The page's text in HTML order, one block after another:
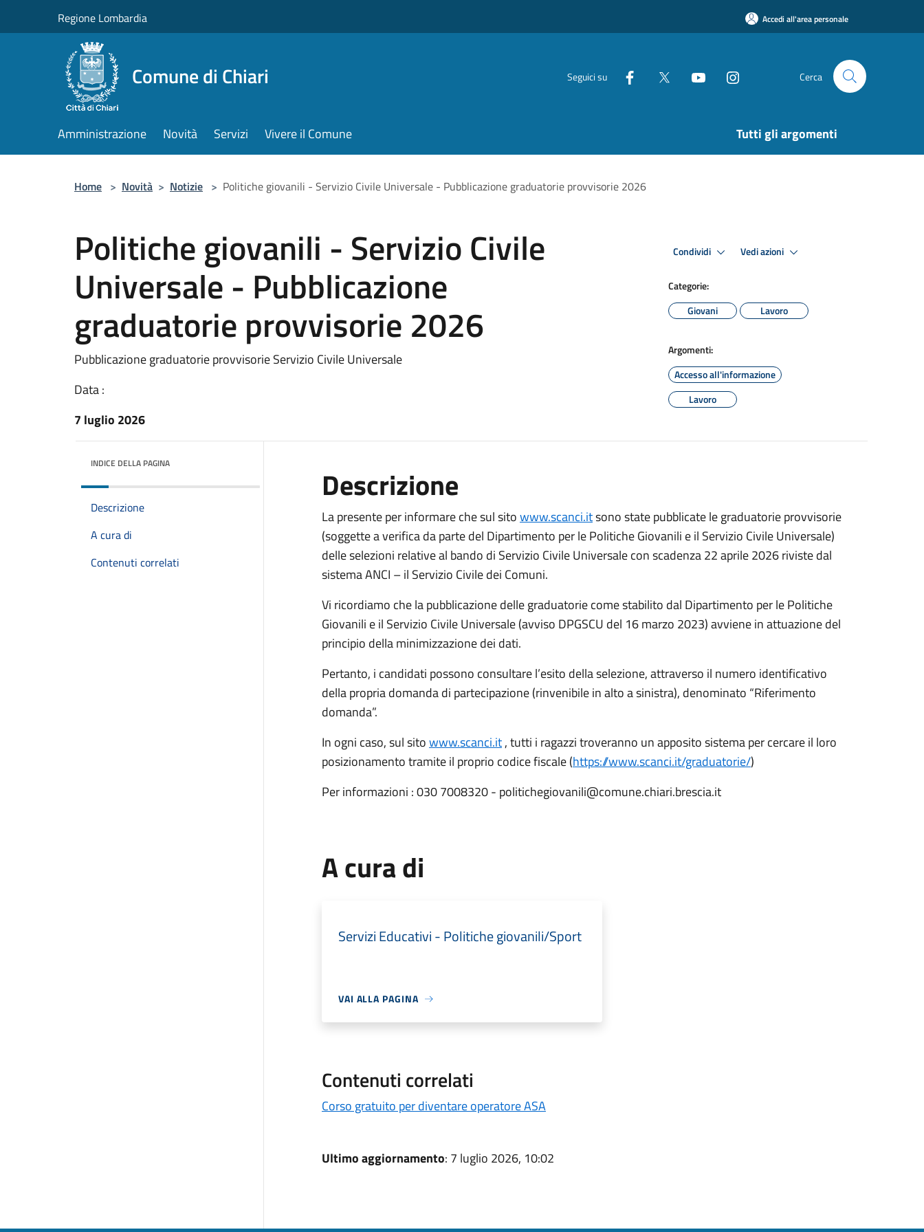
Regione Lombardia Accedi all'area personale
Comune di Chiari Seguici su Cerca
Amministrazione Novità Servizi Vivere il Comune Tutti gli argomenti
Home > Novità > Notizie > Politiche giovanili - Servizio Civile Universale - Pubblicazione graduatorie provvisorie 2026
Politiche giovanili - Servizio Civile
Universale - Pubblicazione
graduatorie provvisorie 2026
Pubblicazione graduatorie provvisorie Servizio Civile Universale
Data :
7 luglio 2026
Condividi Vedi azioni
Categorie:
Giovani
Lavoro
Argomenti:
Accesso all'informazione
Lavoro
INDICE DELLA PAGINA
Descrizione
A cura di
Contenuti correlati
Descrizione
La presente per informare che sul sitowww.scanci.itsono state pubblicate le graduatorie provvisorie
(soggette a verifica da parte del Dipartimento per le Politiche Giovanili e il Servizio Civile Universale)
delle selezioni relative al bando di Servizio Civile Universale con scadenza 22 aprile 2026 riviste dal
sistema ANCI – il Servizio Civile dei Comuni.
Vi ricordiamo che la pubblicazione delle graduatorie come stabilito dal Dipartimento per le Politiche
Giovanili e il Servizio Civile Universale (avviso DPGSCU del 16 marzo 2023) avviene in attuazione del
principio della minimizzazione dei dati.
Pertanto, i candidati possono consultare l’esito della selezione, attraverso il numero identificativo
della propria domanda di partecipazione (rinvenibile in alto a sinistra), denominato “Riferimento
domanda”.
In ogni caso, sul sitowww.scanci.it, tutti i ragazzi troveranno un apposito sistema per cercare il loro
posizionamento tramite il proprio codice fiscale (https://www.scanci.it/graduatorie/)
Per informazioni : 030 7008320 - politichegiovanili@comune.chiari.brescia.it
A cura di
Servizi Educativi - Politiche giovanili/Sport
VAI ALLA PAGINA
Contenuti correlati
Corso gratuito per diventare operatore ASA
Ultimo aggiornamento: 7 luglio 2026, 10:02